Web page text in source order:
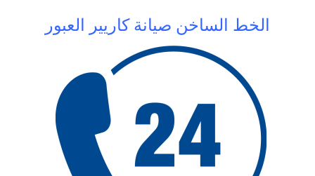
الخط الساخن صيانة كاريير العبور